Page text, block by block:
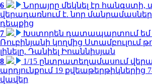
6
Նորայրը մեկնել էր հանգստի,
վերադառնում է. նոր
դեպքից
7
Խստորեն դատապարտում եմ
Ռուբինյանի կողմից Ստամբուլում
լինելը. Դանիել Իոաննիսյան
8
1/15 ընտրատեղամասում
արդյունքում 19 քվեաթերթիկներից
վավեր